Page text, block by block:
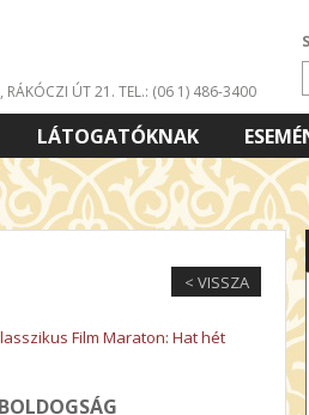
RÁKÓCZI ÚT 21. TEL.: (06 1) 486-3400
LÁTOGATÓKNAK
< VISSZA
Film Maraton: Hat hét